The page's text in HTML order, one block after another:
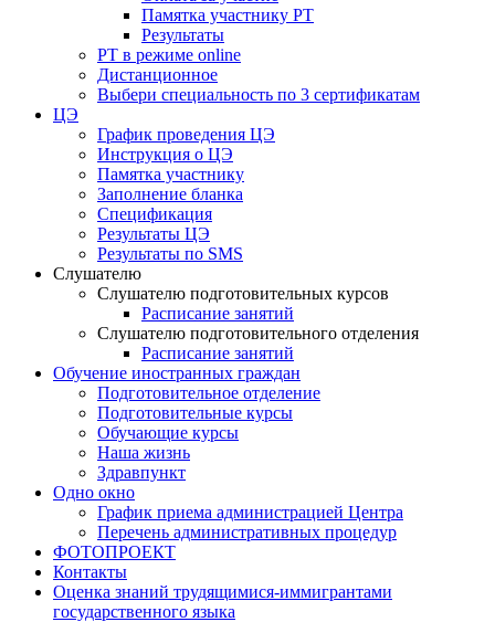
Памятка участнику РТ
Результаты
РТ в режиме online
Дистанционное
Выбери специальность по 3 сертификатам
ЦЭ
График проведения ЦЭ
Инструкция о ЦЭ
Памятка участнику
Заполнение бланка
Спецификация
Результаты ЦЭ
Результаты по SMS
Слушателю
Слушателю подготовительных курсов
Расписание занятий
Слушателю подготовительного отделения
Расписание занятий
Обучение иностранных граждан
Подготовительное отделение
Подготовительные курсы
Обучающие курсы
Наша жизнь
Здравпункт
Одно окно
График приема администрацией Центра
Перечень административных процедур
ФОТОПРОЕКТ
Контакты
Оценка знаний трудящимися-иммигрантами
государственного языка